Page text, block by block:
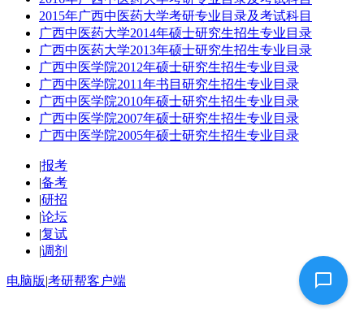
2015年广西中医药大学考研专业目录及考试科目
广西中医药大学2014年硕士研究生招生专业目录
广西中医药大学2013年硕士研究生招生专业目录
广西中医学院2012年硕士研究生招生专业目录
广西中医学院2011年书目研究生招生专业目录
广西中医学院2010年硕士研究生招生专业目录
广西中医学院2007年硕士研究生招生专业目录
广西中医学院2005年硕士研究生招生专业目录
|报考
|备考
|研招
|论坛
|复试
|调剂
电脑版|考研帮客户端